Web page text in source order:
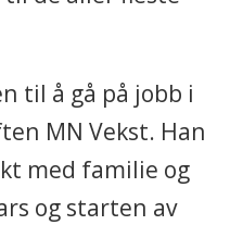
til å gå på jobb i
MN Vekst. Han
med familie og
og starten av